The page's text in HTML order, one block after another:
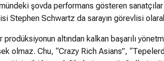
şovda performans gösteren sanatçılar
Stephen Schwartz da sarayın görevlisi
prodüksiyonun altından kalkan başarılı
olmaz. Chu, “Crazy Rich Asians”,